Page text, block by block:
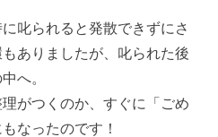
叱られると発散できずにさ
ありましたが、叱られた後
へ。
がつくのか、すぐに「ごめ
なったのです！